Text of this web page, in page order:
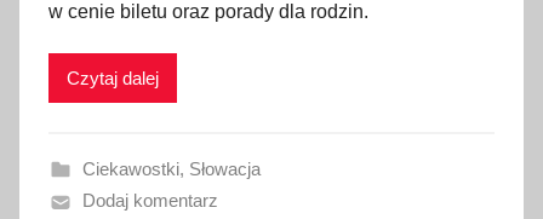
l
i
a
n
w cenie biletu oraz porady dla rodzin.
Czytaj dalej
Ciekawostki, Słowacja
Dodaj komentarz